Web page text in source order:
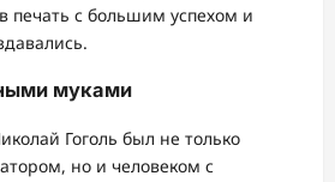
печать с большим успехом и
муками
Гоголь был не только
но и человеком с